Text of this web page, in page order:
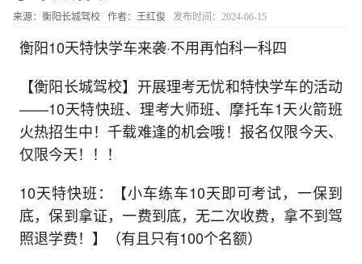
来源：衡阳长城驾校 作者：王红俊 发布时间：2024-06-15
衡阳10天特快学车来袭·不用再怕科一科四
【衡阳长城驾校】开展理考无忧和特快学车的活动
——10天特快班、理考大师班、摩托车1天火箭班
火热招生中！千载难逢的机会哦！报名仅限今天、
仅限今天！！！
10天特快班：【小车练车10天即可考试，一保到
底，保到拿证，一费到底，无二次收费，拿不到驾
照退学费！】（有且只有100个名额）